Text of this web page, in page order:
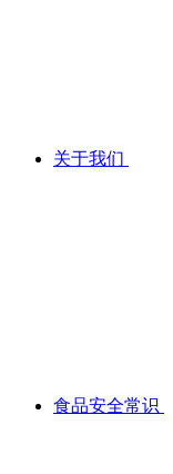
关于我们
食品安全常识